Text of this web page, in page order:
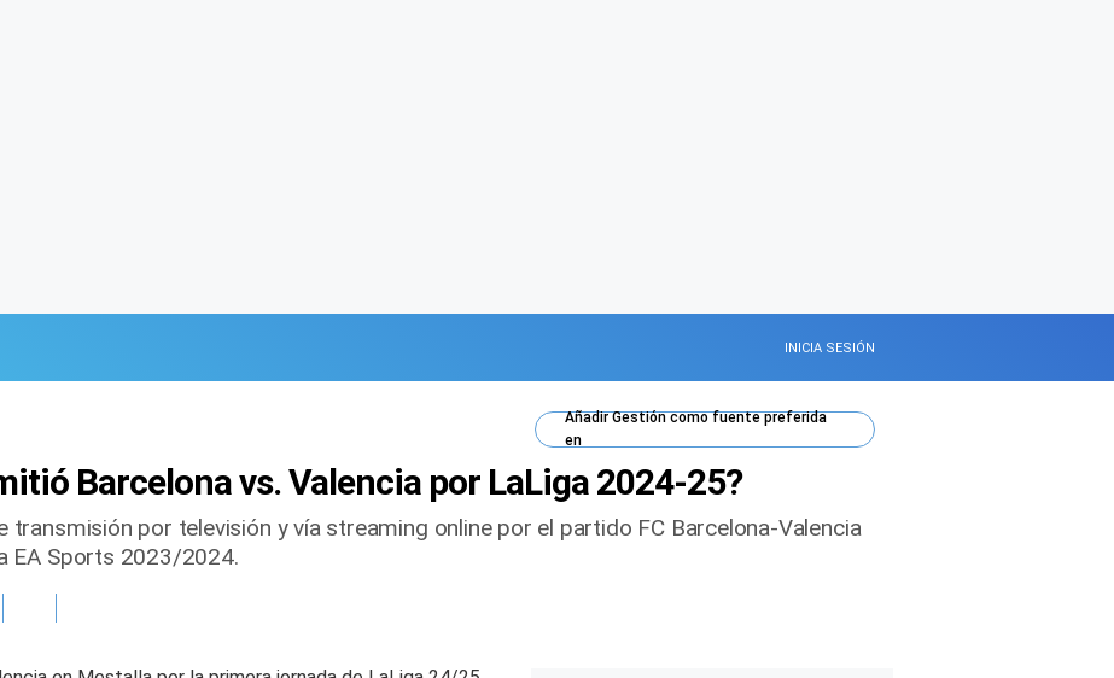
INICIA SESIÓN
AñadirGestióncomo fuente preferida
en
Barcelona vs. Valencia por LaLiga 2024-25?
transmisión por televisión y vía streaming online por el partido FC Barcelona-Valencia
EA Sports 2023/2024.